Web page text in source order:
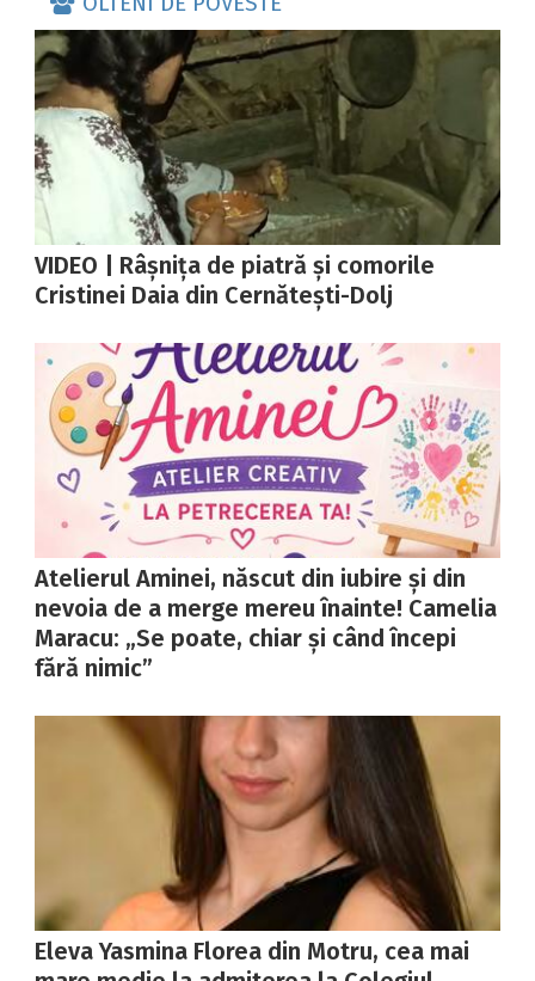
VIDEO | Râșnița de piatră și comorile
Cristinei Daia din Cernătești-Dolj
Atelierul Aminei, născut din iubire și din
nevoia de a merge mereu înainte! Camelia
Maracu: „Se poate, chiar și când începi
fără nimic”
Eleva Yasmina Florea din Motru, cea mai